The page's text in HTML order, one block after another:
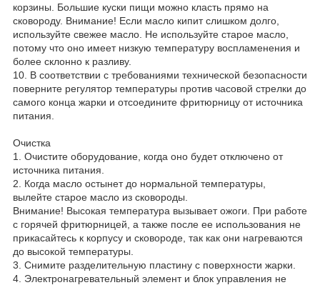
корзины. Большие куски пищи можно класть прямо на
сковороду. Внимание! Если масло кипит слишком долго,
используйте свежее масло. Не используйте старое масло,
потому что оно имеет низкую температуру воспламенения и
более склонно к разливу.
10. В соответствии с требованиями технической безопасности
поверните регулятор температуры против часовой стрелки до
самого конца жарки и отсоедините фритюрницу от источника
питания.
Очистка
1. Очистите оборудование, когда оно будет отключено от
источника питания.
2. Когда масло остынет до нормальной температуры,
вылейте старое масло из сковороды.
Внимание! Высокая температура вызывает ожоги. При работе
с горячей фритюрницей, а также после ее использования не
прикасайтесь к корпусу и сковороде, так как они нагреваются
до высокой температуры.
3. Снимите разделительную пластину с поверхности жарки.
4. Электронагревательный элемент и блок управления не